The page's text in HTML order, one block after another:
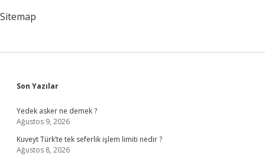
Sitemap
Sidebar
Son Yazılar
Yedek asker ne demek ?
Ağustos 9, 2026
Kuveyt Türk’te tek seferlik işlem limiti nedir ?
Ağustos 8, 2026